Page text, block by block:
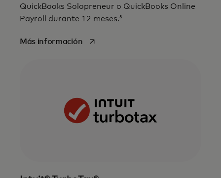
QuickBooks Solopreneur o QuickBooks Online
Payroll durante 12 meses. 3
Más informaciónse abre en una pestaña nueva